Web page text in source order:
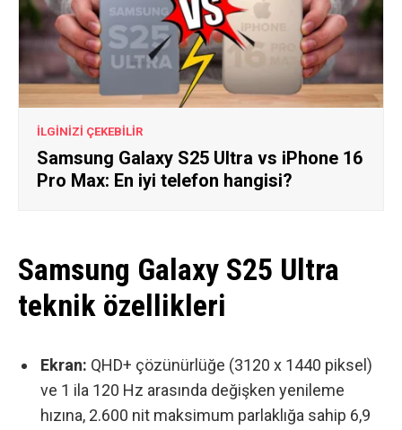
İLGİNİZİ ÇEKEBİLİR
Samsung Galaxy S25 Ultra vs iPhone 16
Pro Max: En iyi telefon hangisi?
Samsung Galaxy S25 Ultra
teknik özellikleri
Ekran: QHD+ çözünürlüğe (3120 x 1440 piksel)
ve 1 ila 120 Hz arasında değişken yenileme
hızına, 2.600 nit maksimum parlaklığa sahip 6,9